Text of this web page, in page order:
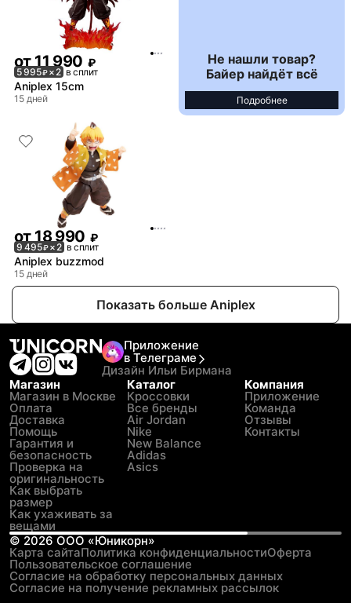
от11 990 ₽
5 995₽× 2 в сплит
Aniplex 15cm
15 дней
Не нашли товар?
Байер найдёт всё
Подробнее
от18 990 ₽
9 495₽× 2 в сплит
Aniplex buzzmod
15 дней
Показать больше Aniplex
Приложение
в Телеграме
Дизайн Ильи Бирмана
Магазин
Магазин в Москве
Оплата
Доставка
Помощь
Гарантия и
безопасность
Проверка на
оригинальность
Как выбрать
размер
Как ухаживать за
вещами
Каталог
Кроссовки
Все бренды
Air Jordan
Nike
New Balance
Adidas
Asics
Компания
Приложение
Команда
Отзывы
Контакты
© 2026 ООО «Юникорн»
Карта сайтаПолитика конфиденциальностиОферта
Пользовательское соглашение
Согласие на обработку персональных данных
Согласие на получение рекламных рассылок